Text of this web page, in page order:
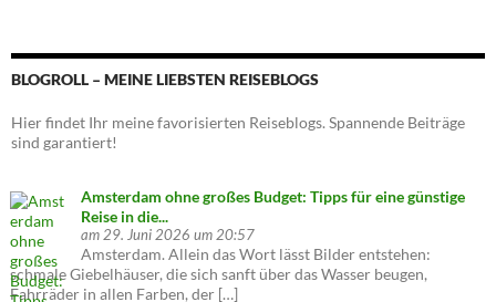
BLOGROLL – MEINE LIEBSTEN REISEBLOGS
Hier findet Ihr meine favorisierten Reiseblogs. Spannende Beiträge
sind garantiert!
Amsterdam ohne großes Budget: Tipps für eine günstige
Reise in die...
am 29. Juni 2026 um 20:57
Amsterdam. Allein das Wort lässt Bilder entstehen:
schmale Giebelhäuser, die sich sanft über das Wasser beugen,
Fahrräder in allen Farben, der […]